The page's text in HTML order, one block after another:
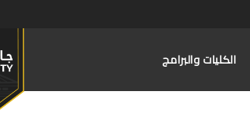
الكليات والبرامج